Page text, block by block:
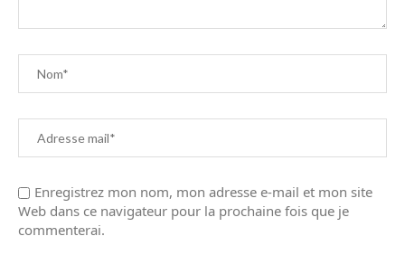
Enregistrez mon nom, mon adresse e-mail et mon site
Web dans ce navigateur pour la prochaine fois que je
commenterai.